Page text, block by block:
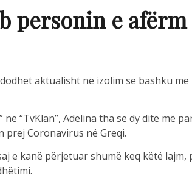
personin e afërm
aktualisht në izolim së bashku
“TvKlan”, Adelina tha se dy ditë më
Coronavirus në Greqi.
e kanë përjetuar shumë keq këtë lajm,